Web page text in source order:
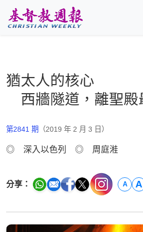
猶太人的核心
西牆隧道，離聖殿
第2841 期 （2019 年 2 月 3 日）
◎ 深入以色列 ◎ 周庭溎
分享： A A